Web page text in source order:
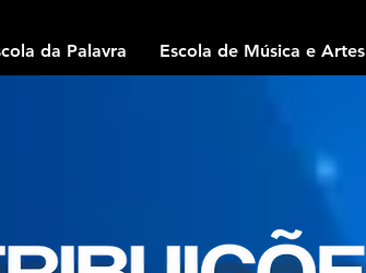
da Palavra Escola de Música e Artes